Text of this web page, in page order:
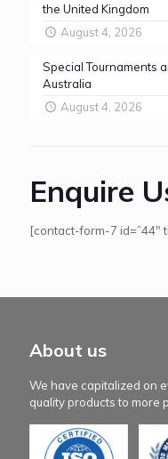
the United Kingdom
August 4, 2026
Special Tournaments
Australia
August 4, 2026
Enquire
[contact-form-7 id=”44″
About us
We have capitalized on
quality products to more